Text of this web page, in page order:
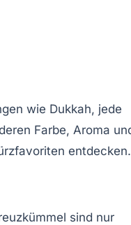
wie Dukkah, jede
Farbe, Aroma
entdecken.
sind nur